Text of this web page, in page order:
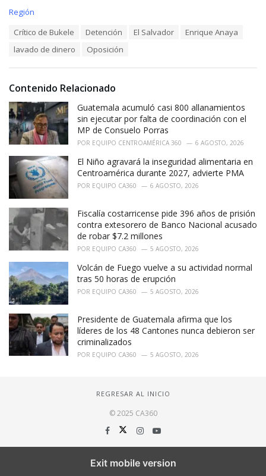
C
i
s
:
Región
Crítico de Bukele Detención El Salvador
Enrique Anaya
lavado de dinero
Oposición
Contenido Relacionado
Guatemala acumuló casi 800 allanamientos
sin ejecutar por falta de coordinación con el
MP de Consuelo Porras
POR EQUIPO CENTROAMÉRICA 360 6 AGOSTO, 2026
El Niño agravará la inseguridad alimentaria en
Centroamérica durante 2027, advierte PMA
POR EQUIPO CA360 6 AGOSTO, 2026
Fiscalía costarricense pide 396 años de prisión
contra extesorero de Banco Nacional acusado
de robar $7.2 millones
POR EQUIPO CA360 5 AGOSTO, 2026
Volcán de Fuego vuelve a su actividad normal
tras 50 horas de erupción
POR EQUIPO CA360 5 AGOSTO, 2026
Presidente de Guatemala afirma que los
líderes de los 48 Cantones nunca debieron ser
criminalizados
POR EQUIPO CA360 5 AGOSTO, 2026
REGRESAR AL INICIO
© 2025 CA360
Exit mobile version